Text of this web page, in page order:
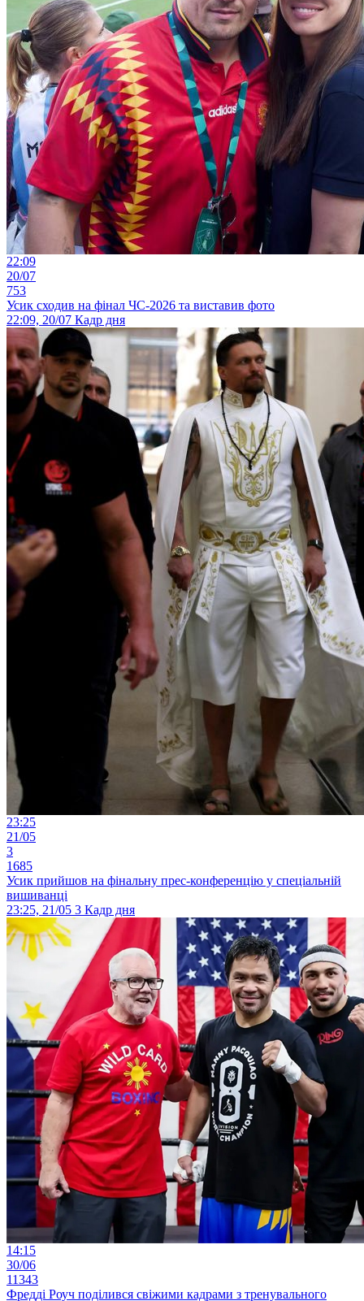
22:09
20/07
753
Усик сходив на фінал ЧС-2026 та виставив фото
22:09, 20/07 Кадр дня
23:25
21/05
3
1685
Усик прийшов на фінальну прес-конференцію у спеціальній
вишиванці
23:25, 21/05 3 Кадр дня
14:15
30/06
11343
Фредді Роуч поділився свіжими кадрами з тренувального